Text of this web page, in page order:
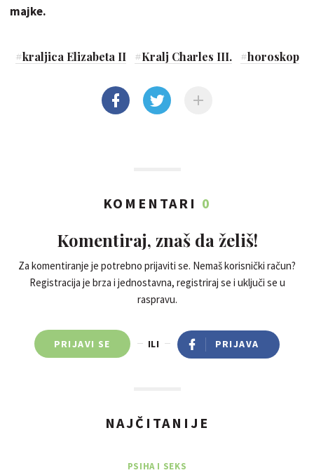
majke.
#kraljica Elizabeta II #Kralj Charles III. #horoskop
KOMENTARI 0
Komentiraj, znaš da želiš!
Za komentiranje je potrebno prijaviti se. Nemaš korisnički račun?
Registracija je brza i jednostavna, registriraj se i uključi se u
raspravu.
PRIJAVI SE ILI PRIJAVA
NAJČITANIJE
PSIHA I SEKS